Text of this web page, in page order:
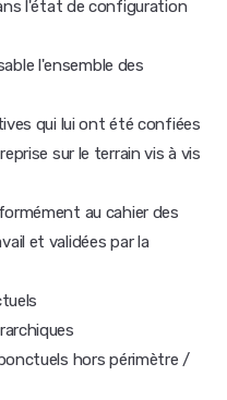
l'état de configuration
l'ensemble des
qui lui ont été confiées
sur le terrain vis à vis
au cahier des
et validées par la
hors périmètre /